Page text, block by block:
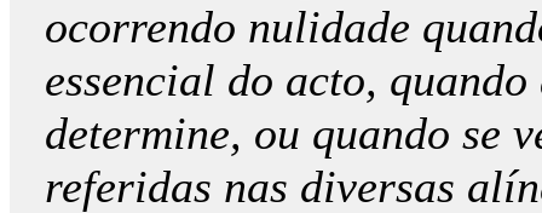
ocorrendo nulidade
essencial do acto,
determine, ou quando se
referidas nas diversas